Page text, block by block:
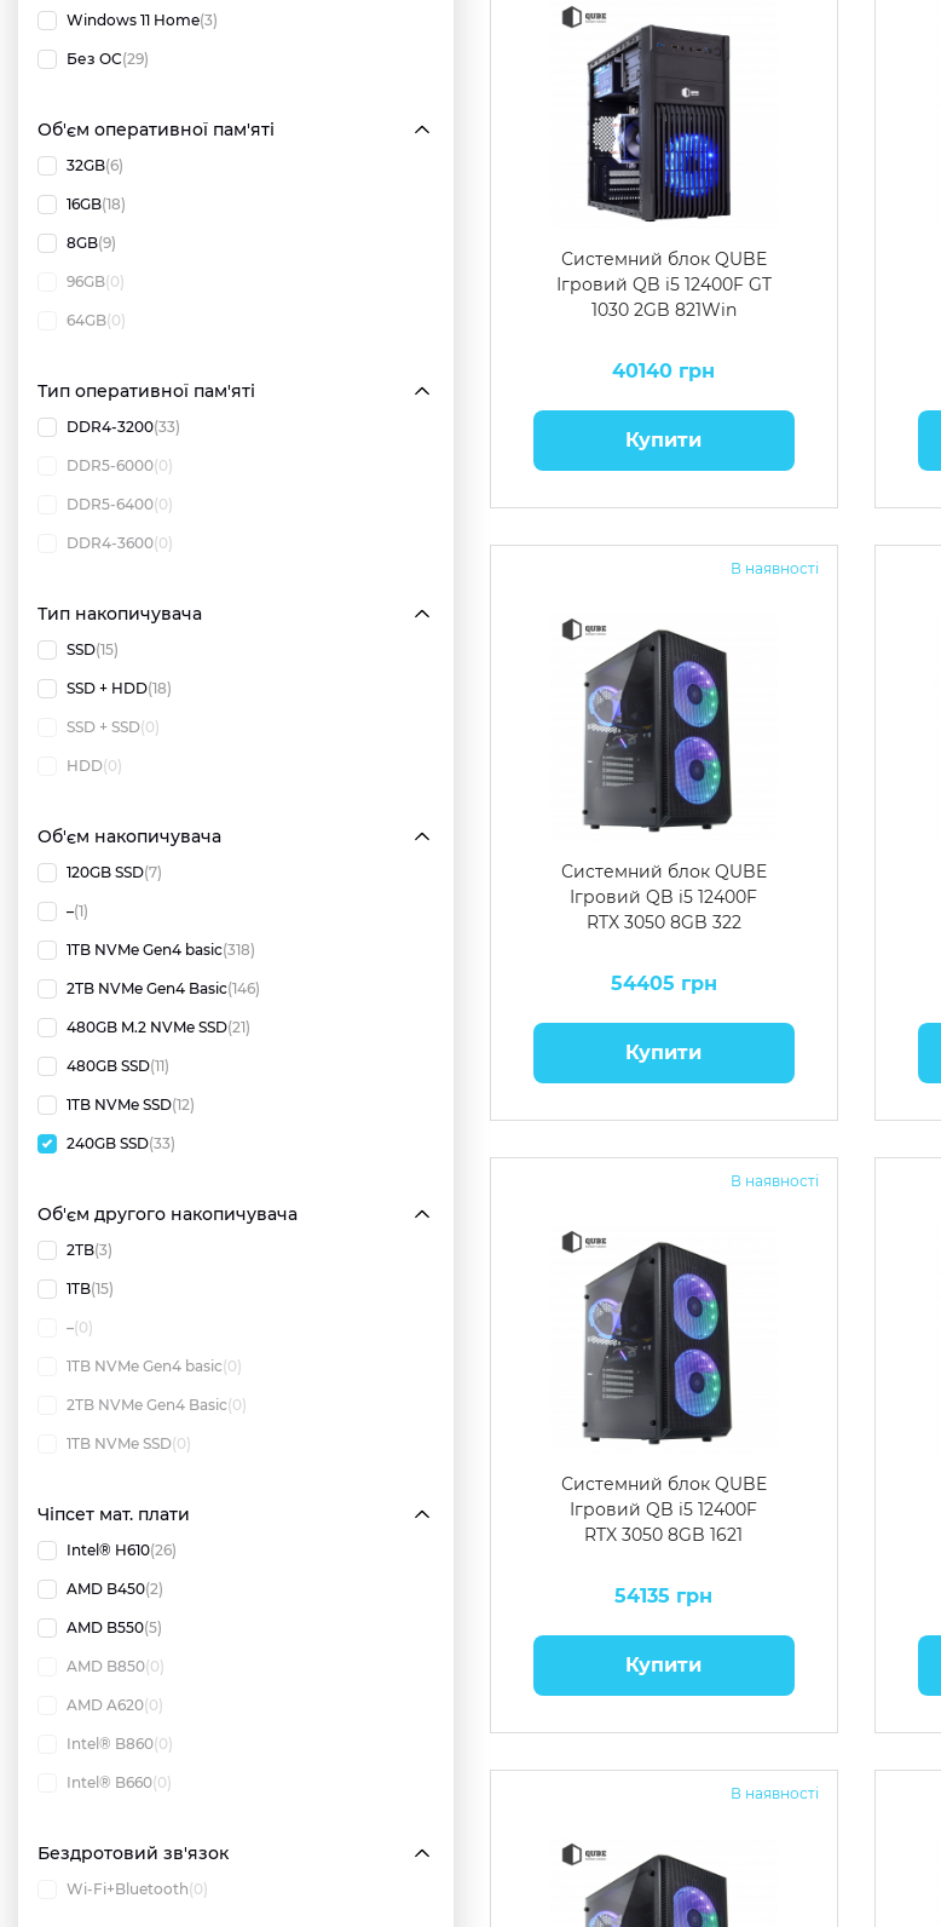
Windows 11 Home(3)
Без ОС(29)
Об'єм оперативної пам'яті
32GB(6)
16GB(18)
8GB(9)
96GB(0)
64GB(0)
Тип оперативної пам'яті
DDR4-3200(33)
DDR5-6000(0)
DDR5-6400(0)
DDR4-3600(0)
Тип накопичувача
SSD(15)
SSD + HDD(18)
SSD + SSD(0)
HDD(0)
Об'єм накопичувача
120GB SSD(7)
–(1)
1TB NVMe Gen4 basic(318)
2TB NVMe Gen4 Basic(146)
480GB M.2 NVMe SSD(21)
480GB SSD(11)
1TB NVMe SSD(12)
240GB SSD(33)
Об'єм другого накопичувача
2TB(3)
1TB(15)
–(0)
1TB NVMe Gen4 basic(0)
2TB NVMe Gen4 Basic(0)
1TB NVMe SSD(0)
Чіпсет мат. плати
Intel® H610(26)
AMD B450(2)
AMD B550(5)
AMD B850(0)
AMD A620(0)
Intel® B860(0)
Intel® B660(0)
Бездротовий зв'язок
Wi-Fi+Bluetooth(0)
Системний блок QUBE
Ігровий QB i5 12400F GT
1030 2GB 821Win
40140 грн
Купити
В наявності
Системний блок QUBE
Ігровий QB i5 12400F
RTX 3050 8GB 322
54405 грн
Купити
В наявності
Системний блок QUBE
Ігровий QB i5 12400F
RTX 3050 8GB 1621
54135 грн
Купити
В наявності